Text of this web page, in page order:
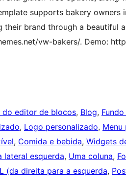
supports bakery owners
their brand through a beautiful
vw-bakers/. Demo:
do editor de blocos, Blog,
, Logo personalizado, Menu
, Comida e bebida, Widgets
lateral esquerda, Uma coluna,
(da direita para a esquerda,